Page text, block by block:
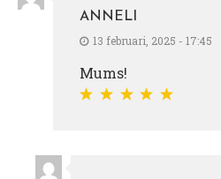
ANNELI
13 februari, 2025 - 17:45
Mums!